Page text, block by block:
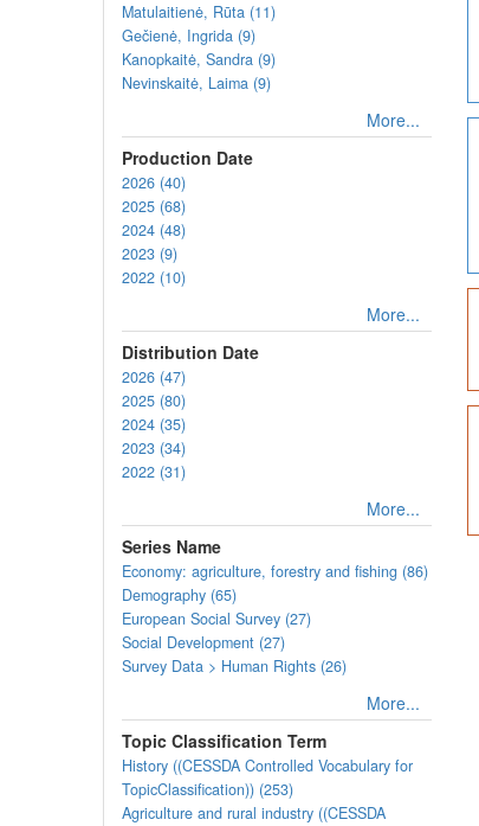
Matulaitienė, Rūta (11)
Gečienė, Ingrida (9)
Kanopkaitė, Sandra (9)
Nevinskaitė, Laima (9)
More...
Production Date
2026 (40)
2025 (68)
2024 (48)
2023 (9)
2022 (10)
More...
Distribution Date
2026 (47)
2025 (80)
2024 (35)
2023 (34)
2022 (31)
More...
Series Name
Economy: agriculture, forestry and fishing (86)
Demography (65)
European Social Survey (27)
Social Development (27)
Survey Data > Human Rights (26)
More...
Topic Classification Term
History ((CESSDA Controlled Vocabulary for
TopicClassification)) (253)
Agriculture and rural industry ((CESSDA